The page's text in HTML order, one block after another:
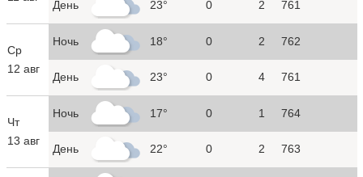
День 23° 0 2 761
Ср
12 авг
Ночь 18° 0 2 762
День 23° 0 4 761
Чт
13 авг
Ночь 17° 0 1 764
День 22° 0 2 763